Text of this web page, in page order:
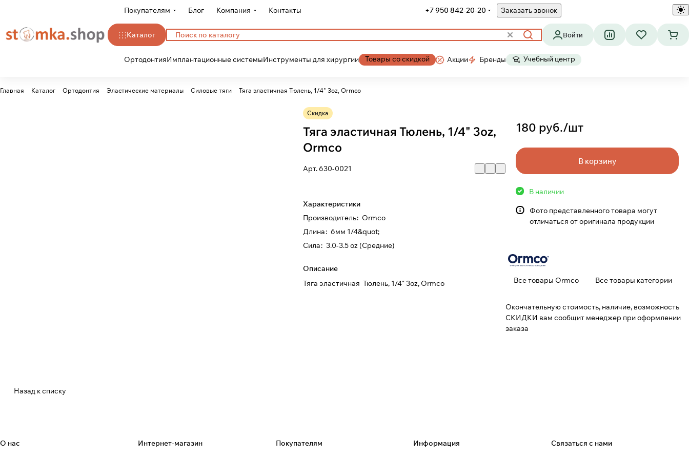
Покупателям Блог Компания Контакты +7 950 842-20-20 Заказать звонок
Каталог Войти
ОртодонтияИмплантационные системыИнструменты для хирургии Товары со скидкой Акции Бренды Учебный центр
Главная Каталог Ортодонтия Эластические материалы Силовые тяги Тяга эластичная Тюлень, 1/4" 3oz, Ormco
Скидка
Тяга эластичная Тюлень, 1/4" 3oz,
Ormco
Арт.630-0021
Характеристики
Производитель: Ormco
Длина: 6мм 1/4&quot;
Сила: 3.0-3.5 oz (Средние)
Описание
Тяга эластичная Тюлень, 1/4" 3oz, Ormco
180 руб./шт
В корзину
В наличии
Фото представленного товара могут
отличаться от оригинала продукции
Все товары Ormco Все товары категории
Окончательную стоимость, наличие, возможность
СКИДКИ вам сообщит менеджер при оформлении
заказа
Назад к списку
О нас Интернет-магазин Покупателям Информация Связаться с нами